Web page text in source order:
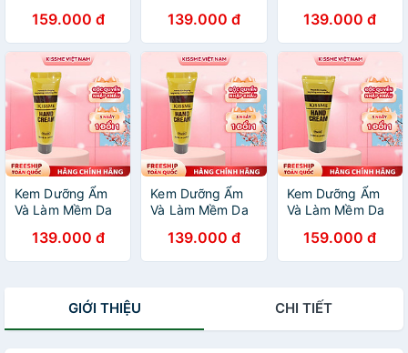
Moisturizing
Hand Cream 65G
159.000 đ
Moisturizing
Hand Cream (2
phân loại)
139.000 đ
Moisturizing
Hand Cream 30G
139.000 đ
Kem Dưỡng Ẩm
Và Làm Mềm Da
Moisturizing
Hand Cream (2
139.000 đ
Kem Dưỡng Ẩm
Và Làm Mềm Da
Moisturizing
Hand Cream 30
139.000 đ
Kem Dưỡng Ẩm
Và Làm Mềm Da
Moisturizing
Hand Cream 65
159.000 đ
GIỚI THIỆU CHI TIẾT